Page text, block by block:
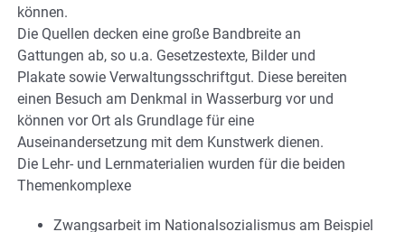
können.
Die Quellen decken eine große Bandbreite an
Gattungen ab, so u.a. Gesetzestexte, Bilder und
Plakate sowie Verwaltungsschriftgut. Diese bereiten
einen Besuch am Denkmal in Wasserburg vor und
können vor Ort als Grundlage für eine
Auseinandersetzung mit dem Kunstwerk dienen.
Die Lehr- und Lernmaterialien wurden für die beiden
Themenkomplexe
Zwangsarbeit im Nationalsozialismus am Beispiel